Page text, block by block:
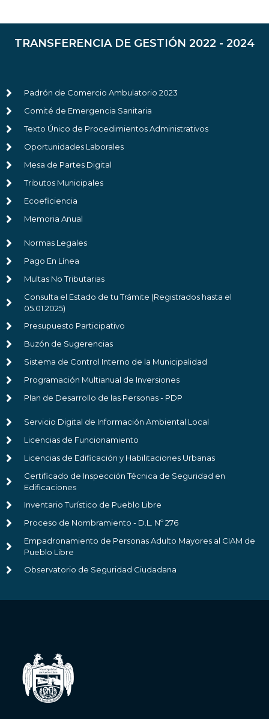
TRANSFERENCIA DE GESTIÓN 2022 - 2024
Padrón de Comercio Ambulatorio 2023
Comité de Emergencia Sanitaria
Texto Único de Procedimientos Administrativos
Oportunidades Laborales
Mesa de Partes Digital
Tributos Municipales
Ecoeficiencia
Memoria Anual
Normas Legales
Pago En Línea
Multas No Tributarias
Consulta el Estado de tu Trámite (Registrados hasta el
05.01.2025)
Presupuesto Participativo
Buzón de Sugerencias
Sistema de Control Interno de la Municipalidad
Programación Multianual de Inversiones
Plan de Desarrollo de las Personas - PDP
Servicio Digital de Información Ambiental Local
Licencias de Funcionamiento
Licencias de Edificación y Habilitaciones Urbanas
Certificado de Inspección Técnica de Seguridad en
Edificaciones
Inventario Turístico de Pueblo Libre
Proceso de Nombramiento - D.L. Nº 276
Empadronamiento de Personas Adulto Mayores al CIAM de
Pueblo Libre
Observatorio de Seguridad Ciudadana